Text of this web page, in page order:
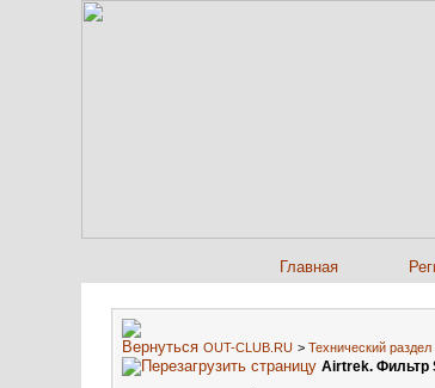
Главная
OUT-CLUB.RU > Технический раздел
Airtrek. Фильтр